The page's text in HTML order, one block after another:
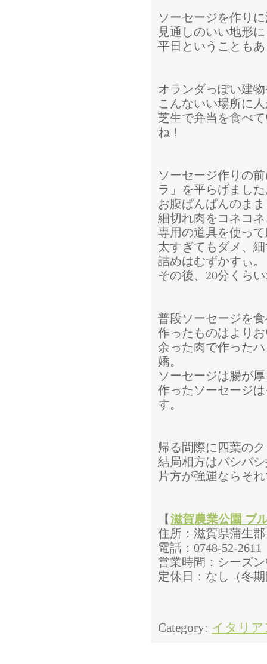
ソーセージを作り
見通しのいい地形
平日ということも
オランダっぽい建
こんないい場所に
芝生で弁当を食べ
ね！
ソーセージ作りの
ラ」を平らげまし
お腹ぱんぱんのま
細切れ肉をコネコ
専用の道具を使っ
太すぎてもダメ、
詰めはむずかすぃ。
その後、20分くら
普段ソーセージを
作ったものはより
余った肉で作った
嬌。
ソーセージは腸が
作ったソーセージ
す。
帰る間際に四葉の
結局相方はバシバ
片方が強運ならそ
【滋賀農業公園 ブ
住所：滋賀県蒲生
電話：0748-52-2611
営業時間：シーズン
定休日：なし（冬
Category: イタリ